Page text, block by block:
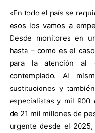
«En todo el país se
esos los vamos a
Desde monitores en
hasta – como es el
para la atención al
contemplado. Al
sustituciones y
especialistas y mil 900
de 21 mil millones de
urgente desde el